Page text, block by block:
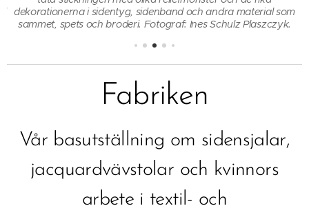
dekorationerna i sidentyg, sidenband och andra material som
sammet, spets och broderi. Fotograf: Ines Schulz Plaszczyk.
Fabriken
Vår basutställning om sidensjalar,
jacquardvävstolar och kvinnors
arbete i textil- och